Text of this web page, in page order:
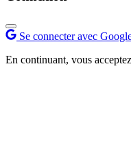
Se connecter avec
En continuant, vous